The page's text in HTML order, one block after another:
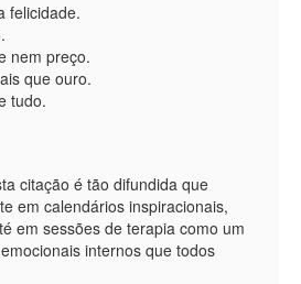
felicidade.
nem preço.
que ouro.
tudo.
citação é tão difundida que
em calendários inspiracionais,
em sessões de terapia como um
internos que todos